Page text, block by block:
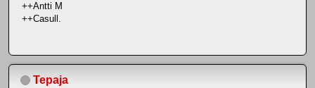
++Antti M
++Casull.
Tepaja